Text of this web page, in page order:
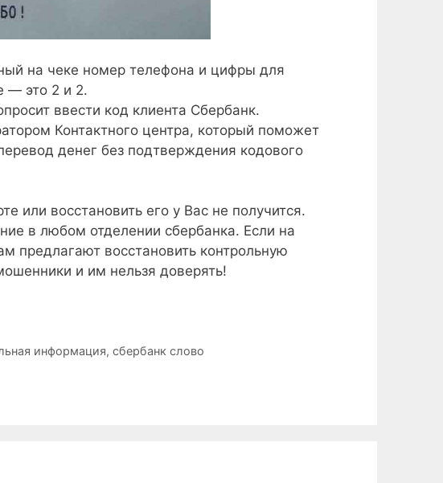
на чеке номер телефона и цифры для
— это 2 и 2.
ввести код клиента Сбербанк.
Контактного центра, который поможет
денег без подтверждения кодового
или восстановить его у Вас не получится.
в любом отделении сбербанка. Если на
предлагают восстановить контрольную
и им нельзя доверять!
информация, сбербанк слово